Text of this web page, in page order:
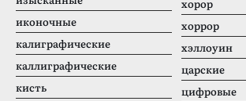
иконочные
калиграфические
каллиграфические
кисть
хорор
хоррор
хэллоуин
царские
цифровые